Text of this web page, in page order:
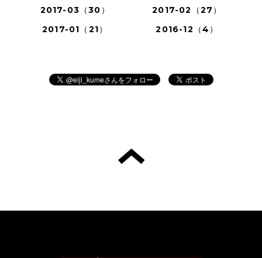
2017-03（30）
2017-02（27）
2017-01（21）
2016-12（4）